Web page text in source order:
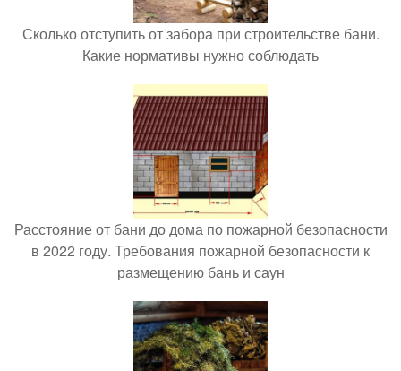
Сколько отступить от забора при строительстве бани.
Какие нормативы нужно соблюдать
Расстояние от бани до дома по пожарной безопасности
в 2022 году. Требования пожарной безопасности к
размещению бань и саун